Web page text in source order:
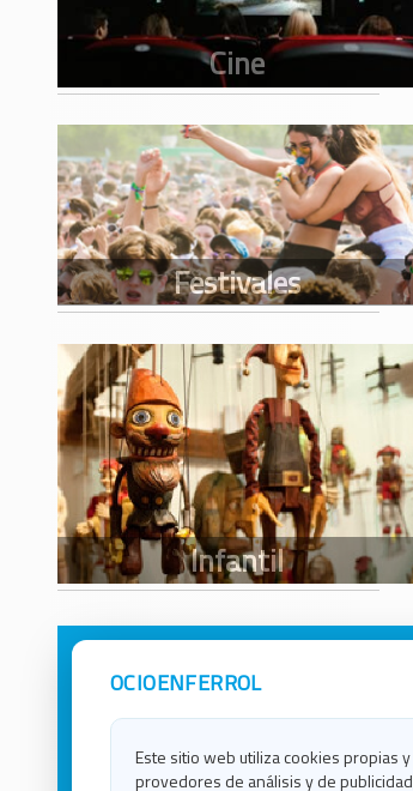
OCIOENFERROL
Este sitio web utiliza cookies propias
provedores de análisis y de
Avisos Legales
Política de Cookies